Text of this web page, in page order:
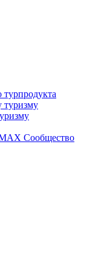
турпродукта
туризму
Сообщество